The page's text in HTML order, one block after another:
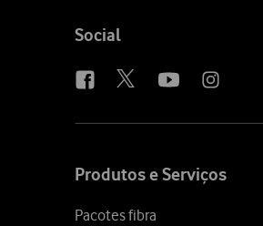
Follow
Social
Produtos e Serviços
Pacotes fibra